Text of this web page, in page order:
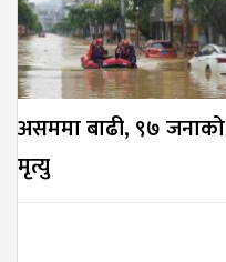
असममा बाढी, ९७ जनाको
मृत्यु